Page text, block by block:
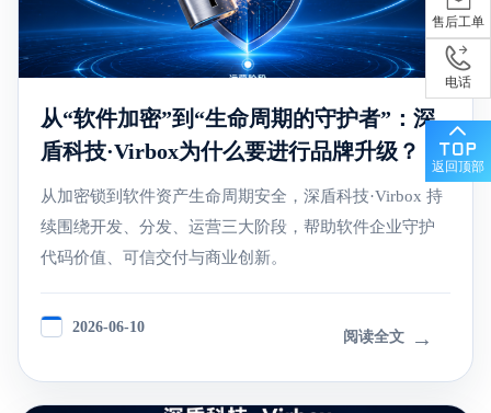
从“软件加密”到“生命周期的守护者”：深
盾科技·Virbox为什么要进行品牌升级？
从加密锁到软件资产生命周期安全，深盾科技·Virbox 持
续围绕开发、分发、运营三大阶段，帮助软件企业守护
代码价值、可信交付与商业创新。
2026-06-10
阅读全文 →
售后工单
电话
返回顶部